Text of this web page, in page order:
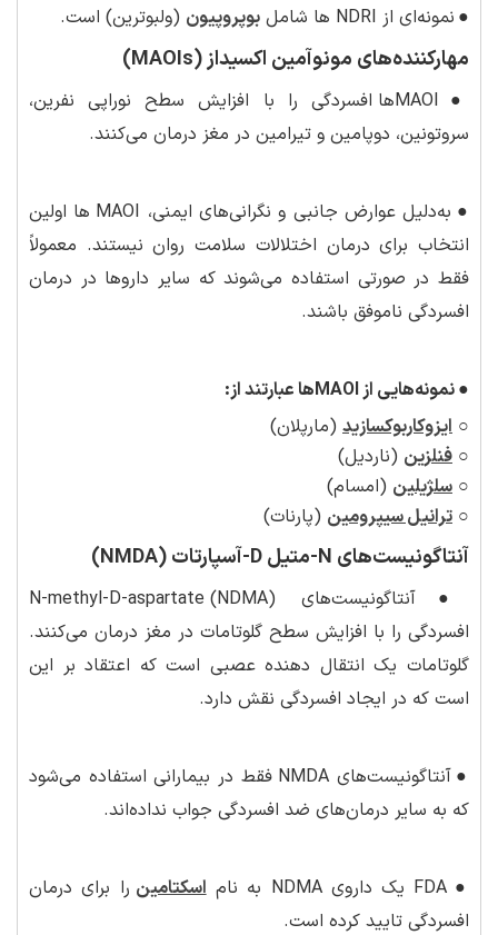
● نمونه‌ای از NDRI ها شامل بوپروپیون (ولبوترین) است.
مهارکننده‌های مونوآمین اکسیداز (MAOIs)
●
MAOIها افسردگی را با افزایش سطح نوراپی نفرین،
سروتونین، دوپامین و تیرامین در مغز درمان می‌کنند.
●
به‌دلیل عوارض جانبی و نگرانی‌های ایمنی، MAOI ها اولین
انتخاب برای درمان اختلالات سلامت روان نیستند. معمولاً
فقط در صورتی استفاده می‌شوند که سایر داروها در درمان
افسردگی ناموفق باشند.
●نمونه‌هایی ازMAOIها عبارتند از:
○ ایزوکاربوکسازید (مارپلان)
○ فنلزین (ناردیل)
○ سلژیلین (امسام)
○ ترانیل سیپرومین (پارنات)
آنتاگونیست‌های N-متیل D-آسپارتات (NMDA)
●
آنتاگونیست‌های N-methyl-D-aspartate (NDMA)
افسردگی را با افزایش سطح گلوتامات در مغز درمان می‌کنند.
گلوتامات یک انتقال دهنده عصبی است که اعتقاد بر این
است که در ایجاد افسردگی نقش دارد.
●
آنتاگونیست‌های NMDA فقط در بیمارانی استفاده می‌شود
که به سایر درمان‌های ضد افسردگی جواب نداده‌اند.
● FDA یک داروی NDMA به نام اسکتامین را برای درمان
افسردگی تایید کرده است.